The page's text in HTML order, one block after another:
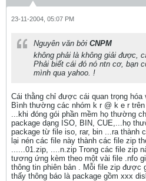
23-11-2004, 05:07 PM
Nguyên văn bởi CNPM
không phải là không giải được,
Phải biết cái đó nó ntn cơ, bạn
mình qua yahoo. !
Cái thằng chỉ được cái quan trọng
Bình thường các nhóm k r @ k e r
...khi đóng gói phần mềm họ thường
package dạng ISO, BIN, CUE,...họ
package từ file iso, rar, bin ...ra thành
lại nén các file này thành các file zip
......01.zip, ....n.zip Trong các file zip
tương ứng kèm theo một vài file .nfo
thông tin phiên bản . Mỗi file zip được
thấy thông báo là package gồm xxx